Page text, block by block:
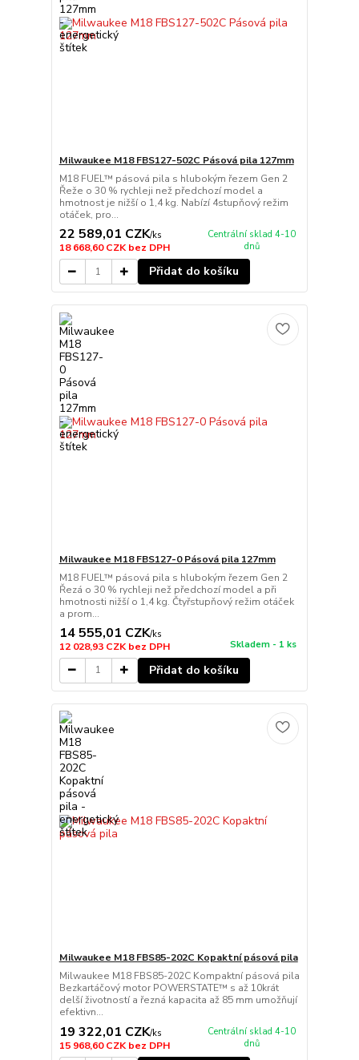
Milwaukee M18 FBS127-502C Pásová pila 127mm
M18 FUEL™ pásová pila s hlubokým řezem Gen 2
Řeže o 30 % rychleji než předchozí model a
hmotnost je nižší o 1,4 kg. Nabízí 4stupňový režim
otáček, pro...
22 589,01 CZK/ks
18 668,60 CZKbez DPH
Centrální sklad 4-10
dnů
Přidat do košíku
Milwaukee M18 FBS127-0 Pásová pila 127mm
M18 FUEL™ pásová pila s hlubokým řezem Gen 2
Řezá o 30 % rychleji než předchozí model a při
hmotnosti nižší o 1,4 kg. Čtyřstupňový režim otáček
a prom...
14 555,01 CZK/ks
12 028,93 CZKbez DPH Skladem - 1 ks
Přidat do košíku
Milwaukee M18 FBS85-202C Kopaktní pásová pila
Milwaukee M18 FBS85-202C Kompaktní pásová pila
Bezkartáčový motor POWERSTATE™ s až 10krát
delší životností a řezná kapacita až 85 mm umožňují
efektivn...
19 322,01 CZK/ks
15 968,60 CZKbez DPH
Centrální sklad 4-10
dnů